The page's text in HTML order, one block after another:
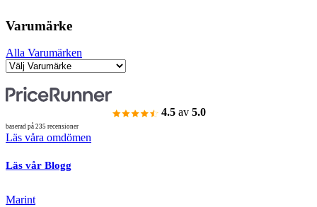
Varumärke
Alla Varumärken
4.5 av 5.0
baserad på 235 recensioner
Läs våra omdömen
Läs vår Blogg
Marint